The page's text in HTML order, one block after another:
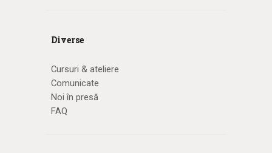
Diverse
Cursuri & ateliere
Comunicate
Noi în presă
FAQ